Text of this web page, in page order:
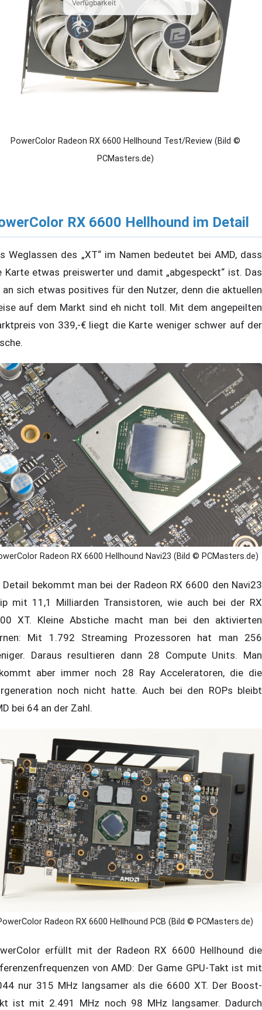
Verfügbarkeit
PowerColor Radeon RX 6600 Hellhound Test/Review (Bild ©
PCMasters.de)
RX 6600 Hellhound im Detail
Weglassen des „XT“ im Namen bedeutet bei AMD, dass
Karte etwas preiswerter und damit „abgespeckt“ ist. Das
sich etwas positives für den Nutzer, denn die aktuellen
auf dem Markt sind eh nicht toll. Mit dem angepeilten
von 339,-€ liegt die Karte weniger schwer auf der
Radeon RX 6600 Hellhound Navi23 (Bild © PCMasters.de)
Detail bekommt man bei der Radeon RX 6600 den Navi23
mit 11,1 Milliarden Transistoren, wie auch bei der RX
XT. Kleine Abstiche macht man bei den aktivierten
Mit 1.792 Streaming Prozessoren hat man 256
Daraus resultieren dann 28 Compute Units. Man
aber immer noch 28 Ray Acceleratoren, die die
noch nicht hatte. Auch bei den ROPs bleibt
bei 64 an der Zahl.
Radeon RX 6600 Hellhound PCB (Bild © PCMasters.de)
erfüllt mit der Radeon RX 6600 Hellhound die
von AMD: Der Game GPU-Takt ist mit
nur 315 MHz langsamer als die 6600 XT. Der Boost-
ist mit 2.491 MHz noch 98 MHz langsamer. Dadurch